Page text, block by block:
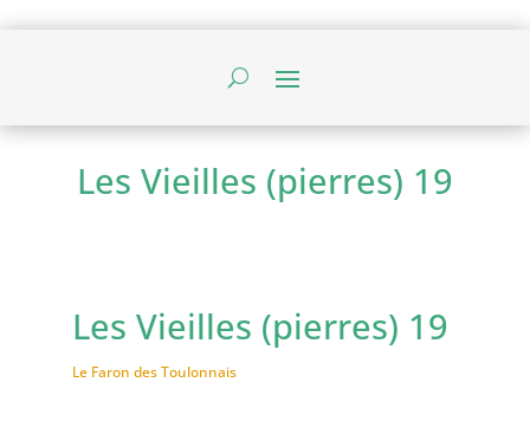
Les Vieilles (pierres) 19
Les Vieilles (pierres) 19
Le Faron des Toulonnais